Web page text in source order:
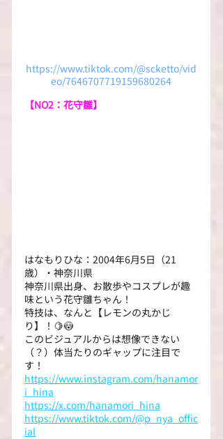
https://www.tiktok.com/@scketto/vid
eo/7646707719159680264
【NO2：花守雛】
はなもりひな：2004年6月5日（21
歳）・神奈川県
神奈川県出身、お散歩やコスプレが趣
味という花守雛ちゃん！
特技は、なんと【レモンの丸かじ
り】！🍋😳
このビジュアルからは想像できない
（？）体当たりのギャップに注目で
す！
https://www.instagram.com/hanamor
i_hina
https://x.com/hanamori_hina
https://www.tiktok.com/@p_nya_offic
ial